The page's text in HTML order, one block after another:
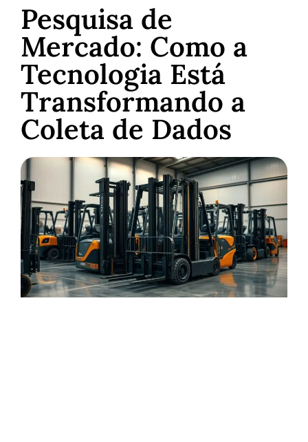
Pesquisa de
Mercado: Como a
Tecnologia Está
Transformando a
Coleta de Dados